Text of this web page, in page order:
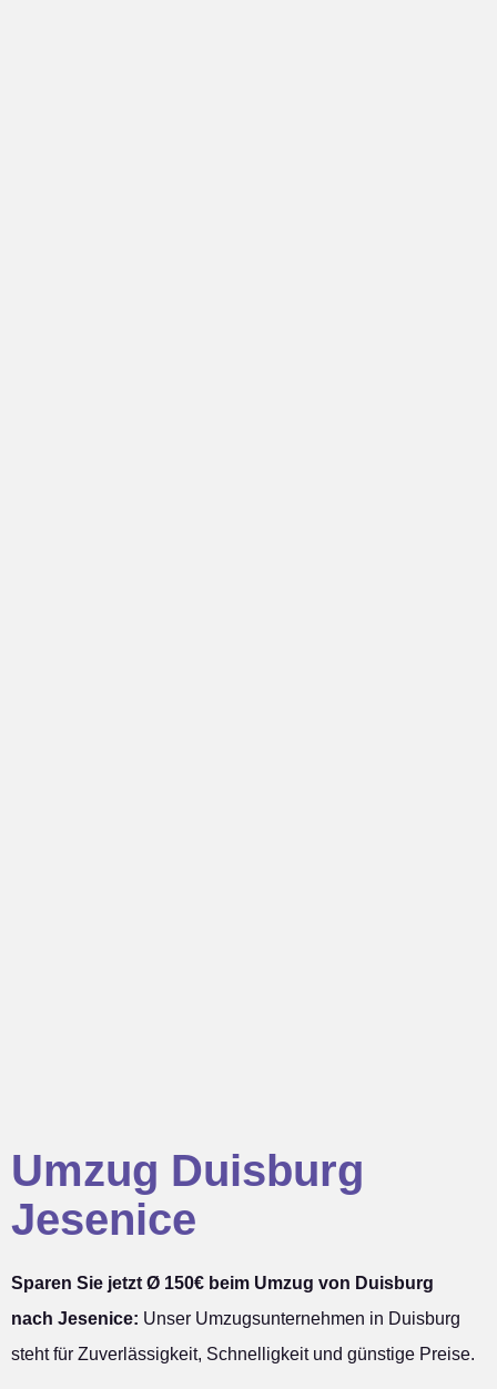
Umzug Duisburg
Jesenice
Sparen Sie jetzt Ø 150€ beim Umzug von Duisburg
nach Jesenice: Unser Umzugsunternehmen in Duisburg
steht für Zuverlässigkeit, Schnelligkeit und günstige Preise.